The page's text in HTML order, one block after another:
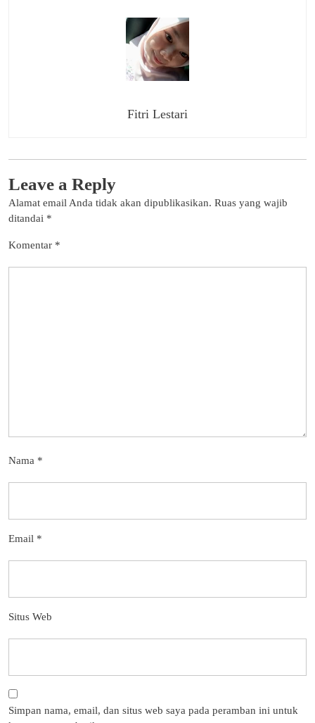
Fitri Lestari
Leave a Reply
Alamat email Anda tidak akan dipublikasikan. Ruas yang wajib
ditandai *
Komentar *
Nama *
Email *
Situs Web
Simpan nama, email, dan situs web saya pada peramban ini untuk